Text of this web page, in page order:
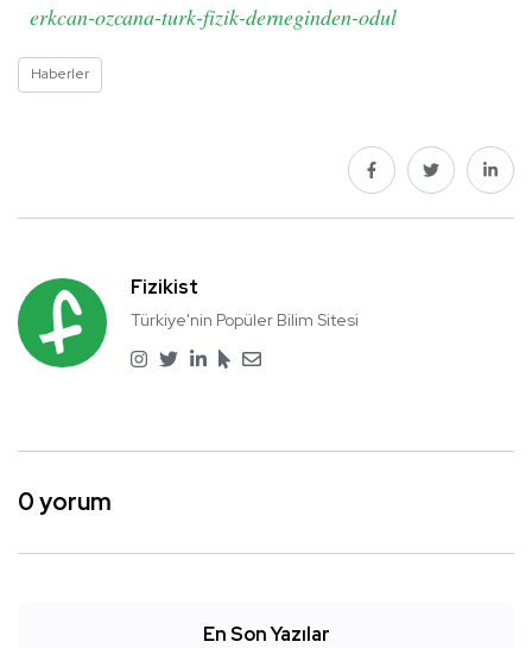
erkcan-ozcana-turk-fizik-derneginden-odul
Haberler
Fizikist
Türkiye'nin Popüler Bilim Sitesi
0 yorum
En Son Yazılar